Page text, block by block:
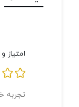
امتیاز
تجربه